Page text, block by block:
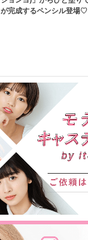
が完成するペンシル登場♡